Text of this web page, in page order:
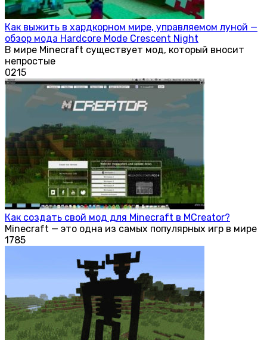
Как выжить в хардкорном мире, управляемом луной —
обзор мода Hardcore Mode Crescent Night
В мире Minecraft существует мод, который вносит
непростые
0215
Как создать свой мод для Minecraft в MCreator?
Minecraft — это одна из самых популярных игр в мире
1785